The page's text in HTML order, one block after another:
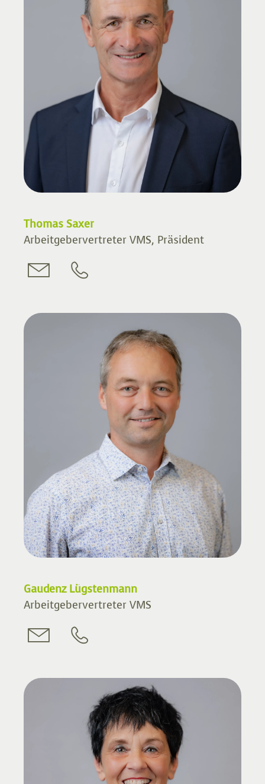
Thomas Saxer
Arbeitgebervertreter VMS, Präsident
Gaudenz Lügstenmann
Arbeitgebervertreter VMS